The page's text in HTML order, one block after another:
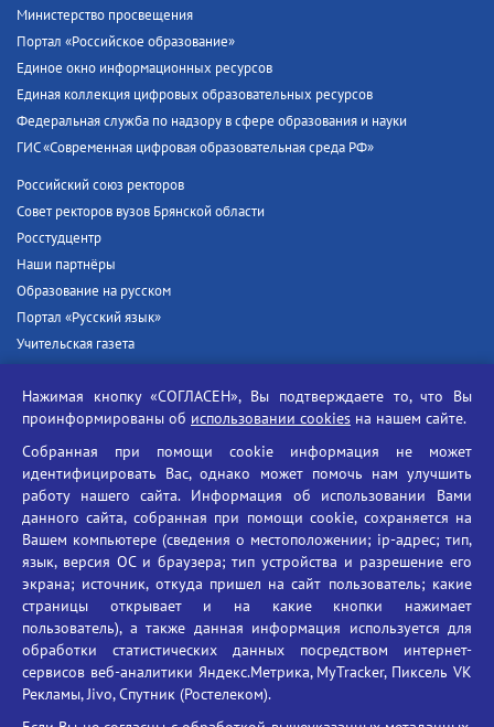
Министерство просвещения
Портал «Российское образование»
Единое окно информационных ресурсов
Единая коллекция цифровых образовательных ресурсов
Федеральная служба по надзору в сфере образования и науки
ГИС «Современная цифровая образовательная среда РФ»
Российский союз ректоров
Совет ректоров вузов Брянской области
Росстудцентр
Наши партнёры
Образование на русском
Портал «Русский язык»
Учительская газета
Единый портал государственных услуг
Противодействие угрозам информационной безопасности
Социальные ролики - Генеральная прокуратура РФ
Противодействие коррупции
БГУ против наркотиков
Брянский государственный университет
имени академика И.Г. Петровского
Время работы: пн-пт 09:00-18:00
Телефон: +7(4832)58-90-85
Нажимая кнопку «СОГЛАСЕН», Вы подтверждаете то, что Вы
проинформированы об использовании cookies на нашем сайте.
Собранная при помощи cookie информация не может
идентифицировать Вас, однако может помочь нам улучшить
работу нашего сайта. Информация об использовании Вами
данного сайта, собранная при помощи cookie, сохраняется на
Вашем компьютере (сведения о местоположении; ip-адрес; тип,
язык, версия ОС и браузера; тип устройства и разрешение его
экрана; источник, откуда пришел на сайт пользователь; какие
страницы открывает и на какие кнопки нажимает
пользователь), а также данная информация используется для
обработки статистических данных посредством интернет-
сервисов веб-аналитики Яндекс.Метрика, MyTracker, Пиксель VK
Рекламы, Jivo, Спутник (Ростелеком).